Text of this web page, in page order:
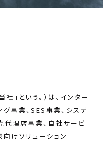
」という。）は、インター
事業、SES事業、システ
理店事業、自社サービ
けソリューション